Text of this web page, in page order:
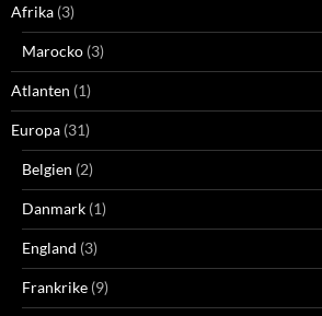
Afrika (3)
Marocko (3)
Atlanten (1)
Europa (31)
Belgien (2)
Danmark (1)
England (3)
Frankrike (9)